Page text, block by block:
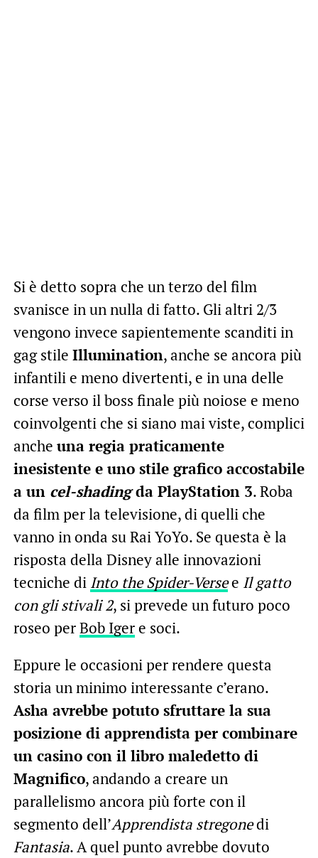
Si è detto sopra che un terzo del film
svanisce in un nulla di fatto. Gli altri 2/3
vengono invece sapientemente scanditi in
gag stile Illumination, anche se ancora più
infantili e meno divertenti, e in una delle
corse verso il boss finale più noiose e meno
coinvolgenti che si siano mai viste, complici
anche una regia praticamente
inesistente e uno stile grafico accostabile
a un cel-shadingda PlayStation 3. Roba
da film per la televisione, di quelli che
vanno in onda su Rai YoYo. Se questa è la
risposta della Disney alle innovazioni
tecniche di Into the Spider-Versee Il gatto
con gli stivali 2, si prevede un futuro poco
roseo perBob Igere soci.
Eppure le occasioni per rendere questa
storia un minimo interessante c’erano.
Asha avrebbe potuto sfruttare la sua
posizione di apprendista per combinare
un casino con il libro maledetto di
Magnifico, andando a creare un
parallelismo ancora più forte con il
segmento dell’Apprendista stregonedi
Fantasia. A quel punto avrebbe dovuto